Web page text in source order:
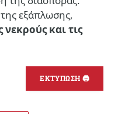
εξάπλωσης,
και τις
ΕΚΤΥΠΩΣΗ 🖨